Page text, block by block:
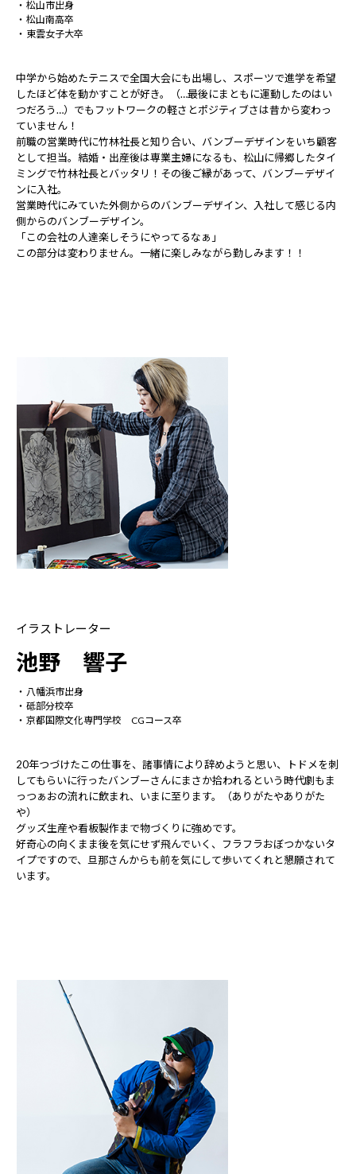
松山市出身
松山南高卒
東雲女子大卒
中学から始めたテニスで全国大会にも出場し、スポーツで進学を希望
したほど体を動かすことが好き。（…最後にまともに運動したのはい
つだろう…）でもフットワークの軽さとポジティブさは昔から変わっ
ていません！
前職の営業時代に竹林社長と知り合い、バンブーデザインをいち顧客
として担当。結婚・出産後は専業主婦になるも、松山に帰郷したタイ
ミングで竹林社長とバッタリ！その後ご縁があって、バンブーデザイ
ンに入社。
営業時代にみていた外側からのバンブーデザイン、入社して感じる内
側からのバンブーデザイン。
「この会社の人達楽しそうにやってるなぁ」
この部分は変わりません。一緒に楽しみながら勤しみます！！
イラストレーター
池野 響子
八幡浜市出身
砥部分校卒
京都国際文化専門学校 CGコース卒
20年つづけたこの仕事を、諸事情により辞めようと思い、トドメを刺
してもらいに行ったバンブーさんにまさか拾われるという時代劇もま
っつぁおの流れに飲まれ、いまに至ります。（ありがたやありがた
や）
グッズ生産や看板製作まで物づくりに強めです。
好奇心の向くまま後を気にせず飛んでいく、フラフラおぼつかないタ
イプですので、旦那さんからも前を気にして歩いてくれと懇願されて
います。